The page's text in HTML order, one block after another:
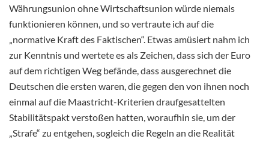
Währungsunion ohne Wirtschaftsunion würde niemals
funktionieren können, und so vertraute ich auf die
„normative Kraft des Faktischen“. Etwas amüsiert nahm ich
zur Kenntnis und wertete es als Zeichen, dass sich der Euro
auf dem richtigen Weg befände, dass ausgerechnet die
Deutschen die ersten waren, die gegen den von ihnen noch
einmal auf die Maastricht-Kriterien draufgesattelten
Stabilitätspakt verstoßen hatten, woraufhin sie, um der
„Strafe“ zu entgehen, sogleich die Regeln an die Realität